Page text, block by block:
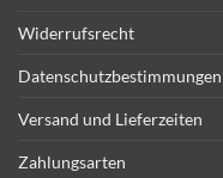
Widerrufsrecht
Datenschutzbestimmungen
Versand und Lieferzeiten
Zahlungsarten